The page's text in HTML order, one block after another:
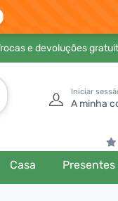
e devoluções
Iniciar
A minha
Casa Presentes